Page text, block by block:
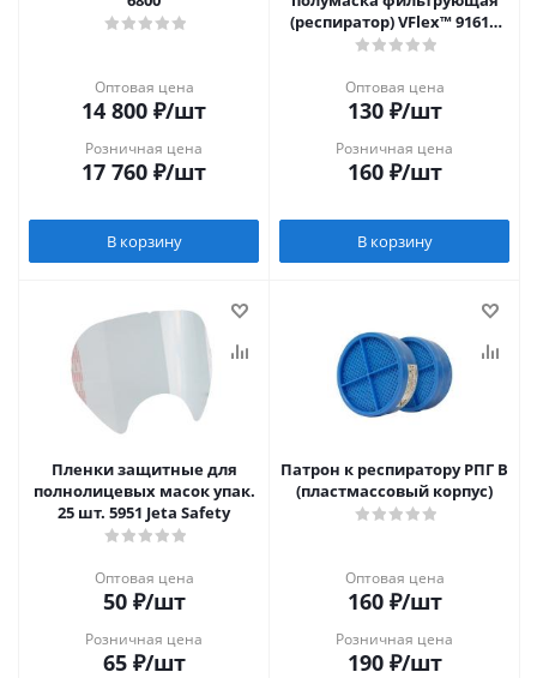
Оптовая цена
14 800 ₽/шт
Розничная цена
17 760 ₽/шт
В корзину
(респиратор) VFlex™ 9161V
(Ви Флекс) с клапаном
стандартный размер
Оптовая цена
130₽/шт
Розничная цена
160₽/шт
В корзину
Пленки защитные для
полнолицевых масок упак.
25 шт. 5951 Jeta Safety
Оптовая цена
50₽/шт
Розничная цена
65₽/шт
Патрон к респиратору РПГ В
(пластмассовый корпус)
Оптовая цена
160₽/шт
Розничная цена
190₽/шт